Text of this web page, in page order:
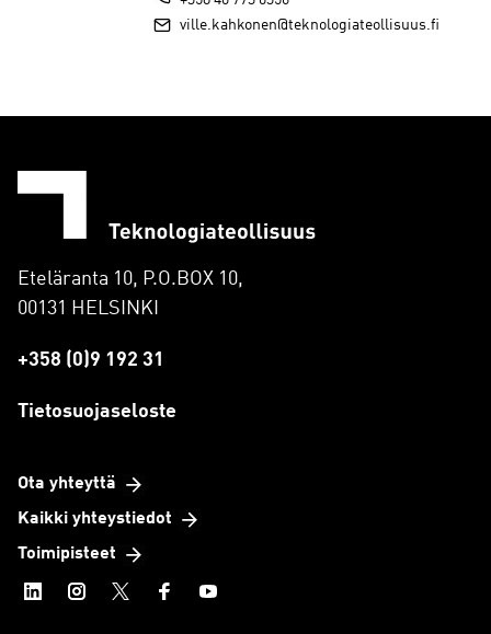
ville.kahkonen@teknologiateollisuus.fi
Eteläranta 10, P.O.BOX 10,
00131 HELSINKI
+358 (0)9 192 31
Tietosuojaseloste
Ota yhteyttä
Kaikki yhteystiedot
Toimipisteet